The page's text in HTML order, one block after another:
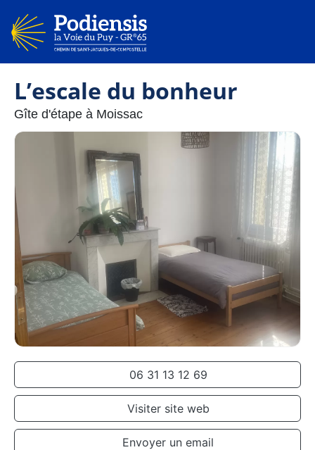
L’escale du bonheur
Gîte d'étape à Moissac
06 31 13 12 69
Visiter site web
Envoyer un email